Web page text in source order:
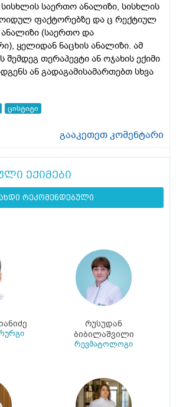
საერთო ანალიზი, სისხლის
ფაქტორებზე და ც რექტიულ
(საერთო და
ყელიდან ნაცხის ანალიზი. ამ
შემდეგ თერაპევტი ან ოჯახის ექიმი
ან გადაგამისამართებთ სხვა
ცისტიტი
გააკეთეთ კომენტარი
ექიმები
რეკომენდებული
რუსუდან
ბიბილაშვილი
რევმატოლოგი